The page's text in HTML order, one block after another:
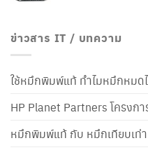
ข่าวสาร IT / บทความ
ใช้หมึกพิมพ์แท้ ทำไมหมึกหมด
HP Planet Partners โครงก
หมึกพิมพ์แท้ กับ หมึกเทียบเท่